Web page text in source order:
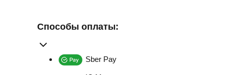
Способы оплаты:
Sber Pay